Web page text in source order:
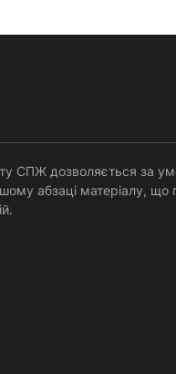
СПЖ дозволяється за
абзаці матеріалу, що